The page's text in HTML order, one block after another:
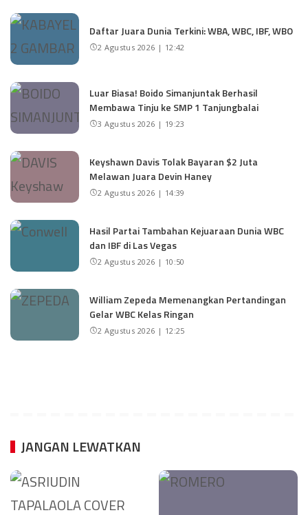
Daftar Juara Dunia Terkini: WBA, WBC, IBF, WBO
2 Agustus 2026 | 12:42
Luar Biasa! Boido Simanjuntak Berhasil
Membawa Tinju ke SMP 1 Tanjungbalai
3 Agustus 2026 | 19:23
Keyshawn Davis Tolak Bayaran $2 Juta
Melawan Juara Devin Haney
2 Agustus 2026 | 14:39
Hasil Partai Tambahan Kejuaraan Dunia WBC
dan IBF di Las Vegas
2 Agustus 2026 | 10:50
William Zepeda Memenangkan Pertandingan
Gelar WBC Kelas Ringan
2 Agustus 2026 | 12:25
JANGAN LEWATKAN